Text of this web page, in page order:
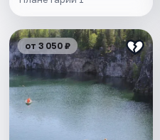
от 3 050 ₽